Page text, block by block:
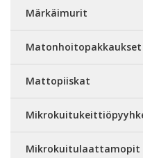
Märkäimurit
Matonhoitopakkaukset
Mattopiiskat
Mikrokuitulaattamopit